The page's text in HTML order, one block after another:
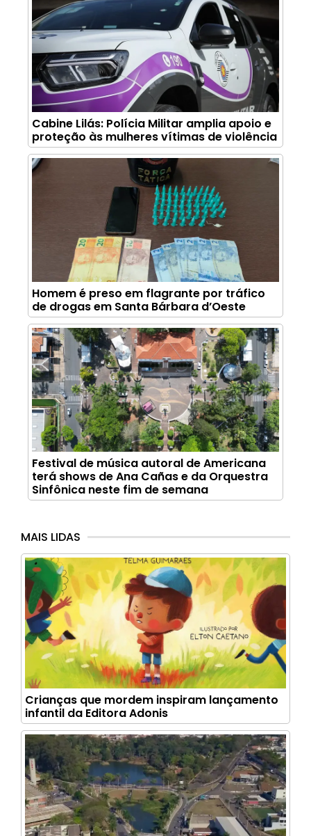
Cabine Lilás: Polícia Militar amplia apoio e
proteção às mulheres vítimas de violência
Homem é preso em flagrante por tráfico
de drogas em Santa Bárbara d’Oeste
Festival de música autoral de Americana
terá shows de Ana Cañas e da Orquestra
Sinfônica neste fim de semana
MAIS LIDAS
Crianças que mordem inspiram lançamento
infantil da Editora Adonis